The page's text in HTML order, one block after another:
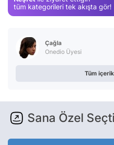
tüm kategorileri tek akışta gör!
Çağla
Onedio Üyesi
Tüm
Sana Özel